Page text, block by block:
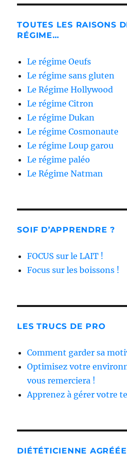
TOUTES LES RAISONS
RÉGIME…
Le régime Oeufs
Le régime sans gluten
Le Régime Hollywood
Le régime Citron
Le régime Dukan
Le régime Cosmonaute
Le régime Loup garou
Le régime paléo
Le Régime Natman
SOIF D’APPRENDRE ?
FOCUS sur le LAIT !
Focus sur les boissons !
LES TRUCS DE PRO
Comment garder sa
Optimisez votre
vous remerciera !
Apprenez à gérer votre
DIÉTÉTICIENNE AGRÉÉE